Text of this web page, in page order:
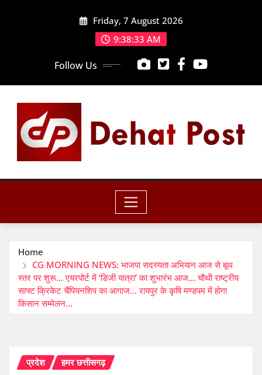
Friday, 7 August 2026
9:38:35 AM
Follow Us
Home
CG MORNING NEWS: भाजपा सदस्यता अभियान आज से बूथ
स्तर पर शुरू… एयरपोर्ट में ‘डिजी यात्रा’ का शुभारंभ आज… चौथी राष्ट्रीय
साफ्ट क्रिकेट चैंपियनशिप का आगाज… रायपुर के कृषि मण्डपम में होगा
किसान सम्मेलन…
प्रदेश हमर छत्तीसगढ़